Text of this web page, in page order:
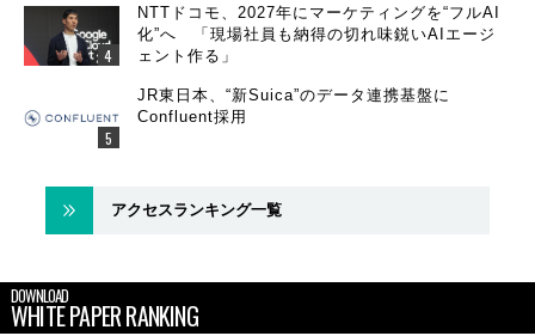
NTTドコモ、2027年にマーケティングを“フルAI
化”へ 「現場社員も納得の切れ味鋭いAIエージ
ェント作る」
JR東日本、“新Suica”のデータ連携基盤に
Confluent採用
アクセスランキング一覧
DOWNLOAD
WHITE PAPER RANKING